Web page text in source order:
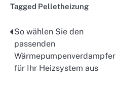
Tagged Pelletheizung
Post
navigation
So wählen Sie den
passenden
Wärmepumpenverdampfer
für Ihr Heizsystem aus